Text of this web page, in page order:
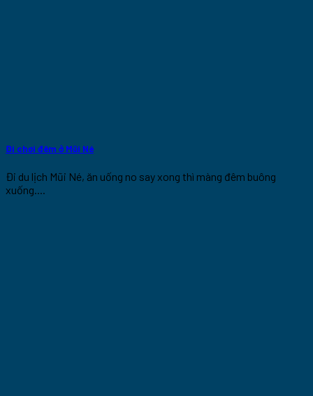
Đi chơi đêm ở Mũi Né
Đi du lịch Mũi Né, ăn uống no say xong thì màng đêm buông
xuống....